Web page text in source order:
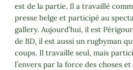
est de la partie. Il a travaillé
presse belge et participé au
gallery. Aujourd’hui, il est
de BD, il est aussi un rugbyman
coups. Il travaille seul, mais
l’envers par la force des choses